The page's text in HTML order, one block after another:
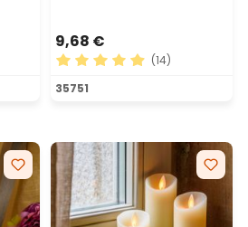
5 su 5 stelle
9,68 €
Valutazione media di 4.93
(14)
35751